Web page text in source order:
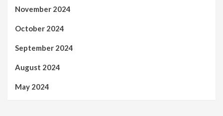
November 2024
October 2024
September 2024
August 2024
May 2024